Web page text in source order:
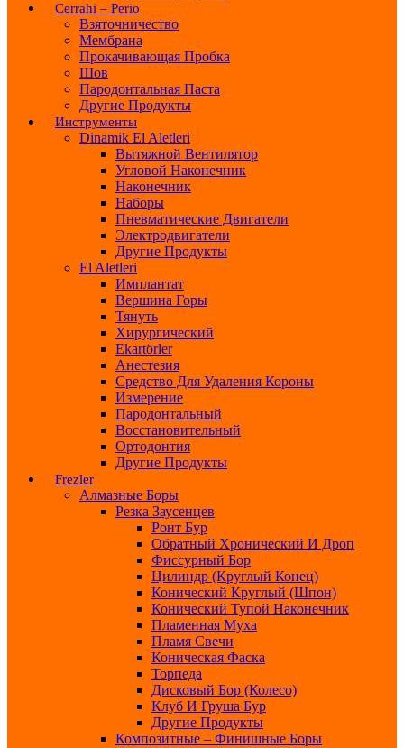
Cerrahi – Perio
Взяточничество
Мембрана
Прокачивающая Пробка
Шов
Пародонтальная Паста
Другие Продукты
Инструменты
Dinamik El Aletleri
Вытяжной Вентилятор
Угловой Наконечник
Наконечник
Наборы
Пневматические Двигатели
Электродвигатели
Другие Продукты
El Aletleri
Имплантат
Вершина Горы
Тянуть
Хирургический
Ekartörler
Анестезия
Средство Для Удаления Короны
Измерение
Пародонтальный
Восстановительный
Ортодонтия
Другие Продукты
Frezler
Алмазные Боры
Резка Заусенцев
Ронт Бур
Обратный Хронический И Дроп
Фиссурный Бор
Цилиндр (круглый Конец)
Конический Круглый (шпон)
Конический Тупой Наконечник
Пламенная Муха
Пламя Свечи
Коническая Фаска
Торпеда
Дисковый Бор (колесо)
Клуб И Груша Бур
Другие Продукты
Композитные – Финишные Боры